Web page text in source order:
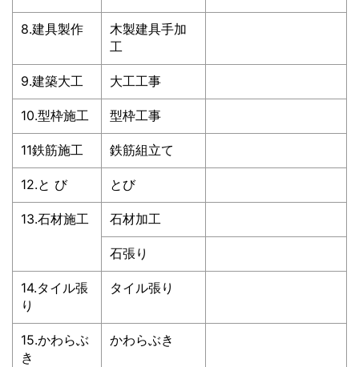
8.建具製作
木製建具手加
工
9.建築大工 大工工事
10.型枠施工 型枠工事
11鉄筋施工 鉄筋組立て
12.と び とび
13.石材施工 石材加工
石張り
14.タイル張
り
タイル張り
15.かわらぶ
き
かわらぶき